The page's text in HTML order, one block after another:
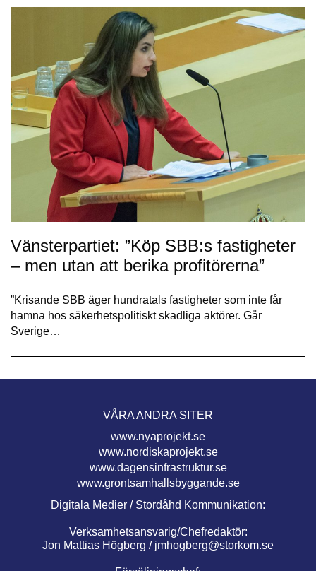
Vänsterpartiet: ”Köp SBB:s fastigheter
– men utan att berika profitörerna”
”Krisande SBB äger hundratals fastigheter som inte får
hamna hos säker­hetspolitiskt skadliga aktörer. Går
Sverige…
VÅRA ANDRA SITER
www.nyaprojekt.se
www.nordiskaprojekt.se
www.dagensinfrastruktur.se
www.grontsamhallsbyggande.se
Digitala Medier / Stordåhd Kommunikation:
Verksamhetsansvarig/Chefredaktör:
Jon Mattias Högberg / jmhogberg@storkom.se